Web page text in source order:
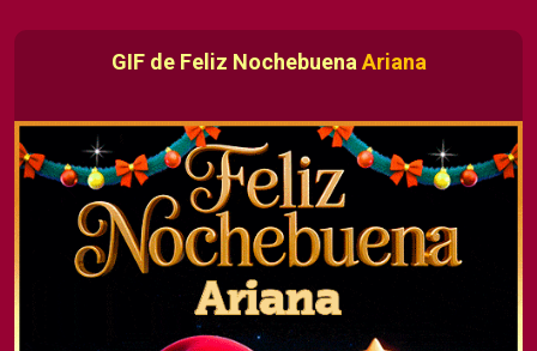
GIF de Feliz Nochebuena Ariana